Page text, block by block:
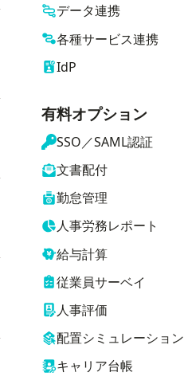
データ連携
各種サービス連携
IdP
有料オプション
SSO／SAML認証
文書配付
勤怠管理
人事労務レポート
給与計算
従業員サーベイ
人事評価
配置シミュレーション
キャリア台帳